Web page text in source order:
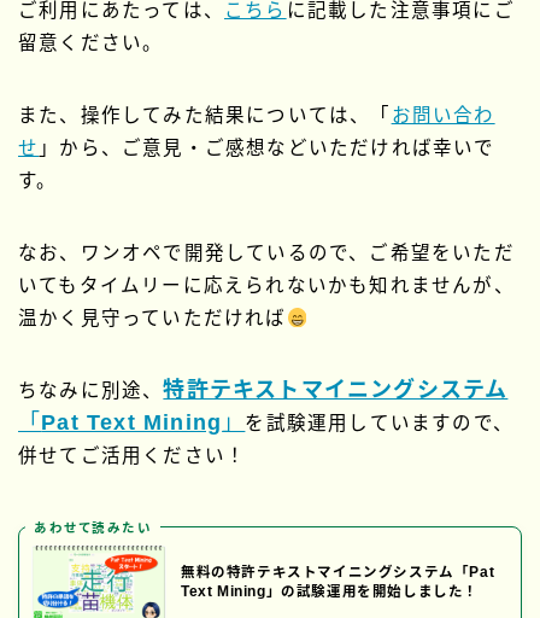
ご利用にあたっては、 こちら に記載した注意事項にご
留意ください。
また、操作してみた結果については、「 お問い合わ
せ 」から、ご意見・ご感想などいただければ幸いで
す。
なお、ワンオペで開発しているので、ご希望をいただ
いてもタイムリーに応えられないかも知れませんが、
温かく見守っていただければ
ちなみに別途、特許テキストマイニングシステム
「 Pat Text Mining 」
を試験運用していますので、
併せてご活用ください！
あわせて読みたい
無料の特許テキストマイニングシステム「Pat
Text Mining」の試験運用を開始しました！